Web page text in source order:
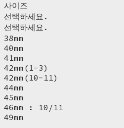
사이즈
선택하세요.
선택하세요.
38mm
40mm
41mm
42mm(1-3)
42mm(10-11)
44mm
45mm
46mm : 10/11
49mm